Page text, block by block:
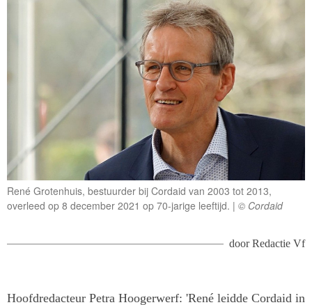
René Grotenhuis, bestuurder bij Cordaid van 2003 tot 2013,
overleed op 8 december 2021 op 70-jarige leeftijd.
© Cordaid
doorRedactie Vf
Hoofdredacteur Petra Hoogerwerf: 'René leidde Cordaid in